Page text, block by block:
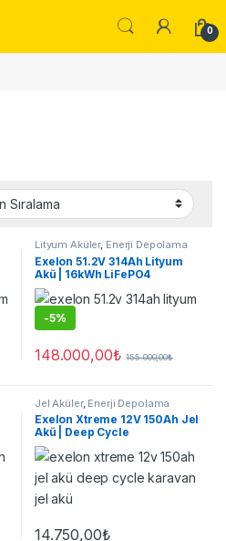
0
Lityum Aküler, Enerji Depolama
Exelon 51.2V 314Ah Lityum
Akü | 16kWh LiFePO4
-5%
148.000,00₺ 155.000,00₺
Jel Aküler, Enerji Depolama
Exelon Xtreme 12V 150Ah Jel
Akü | Deep Cycle
14.750,00₺